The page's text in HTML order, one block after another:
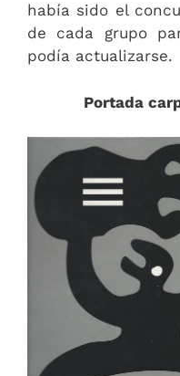
había sido el
de cada grupo
podía actualizarse.
Portada